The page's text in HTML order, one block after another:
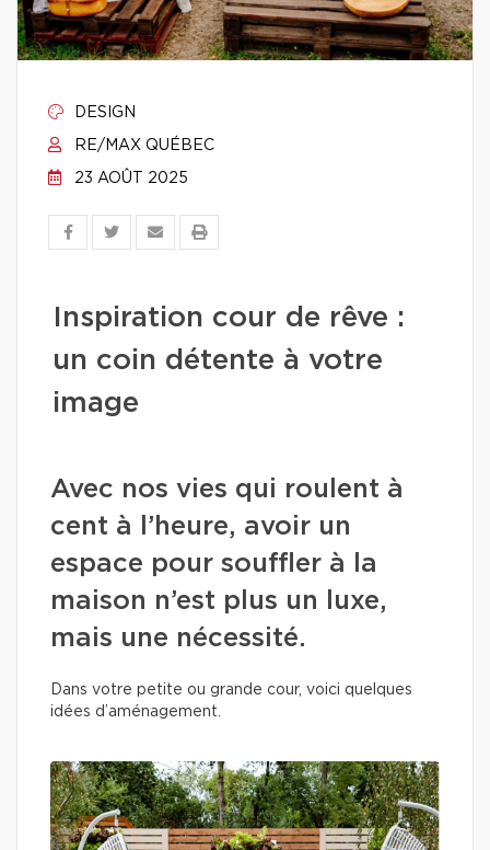
DESIGN
RE/MAX QUÉBEC
23 AOÛT 2025
Inspiration cour de rêve :
un coin détente à votre
image
Avec nos vies qui roulent à
cent à l’heure, avoir un
espace pour souffler à la
maison n’est plus un luxe,
mais une nécessité.
Dans votre petite ou grande cour, voici quelques
idées d’aménagement.